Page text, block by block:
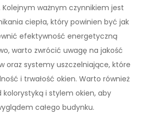
ważnym czynnikiem jest
ciepła, który powinien być jak
efektywność energetyczną
warto zwrócić uwagę na jakość
oraz systemy uszczelniające, które
i trwałość okien. Warto również
kolorystyką i stylem okien, aby
całego budynku.